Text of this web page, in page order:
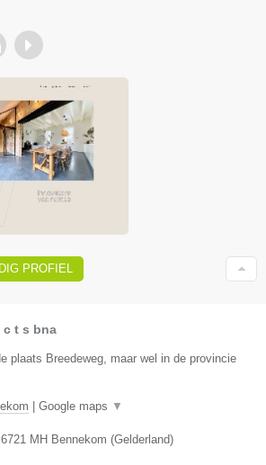
PROFIEL
c t s bna
plaats Breedeweg, maar wel in de provincie
Google maps ▼
6721 MH Bennekom (Gelderland)